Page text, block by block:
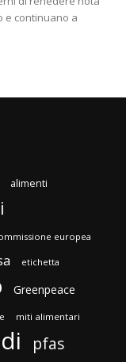
e continuano a
alimenti
europea
etichetta
Greenpeace
miti alimentari
pfas